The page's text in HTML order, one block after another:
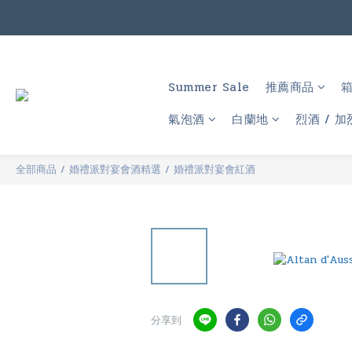
Summer Sale 推薦商品
氣泡酒
白蘭地 烈酒 / 加
全部商品 / 婚禮派對宴會酒精選 / 婚禮派對宴會紅酒
分享到